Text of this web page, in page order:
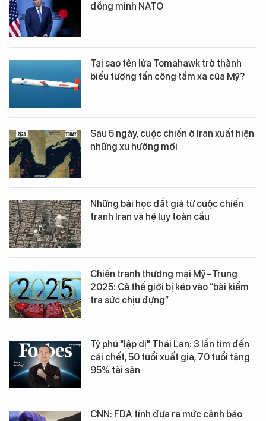
đồng minh NATO
Tại sao tên lửa Tomahawk trở thành
biểu tượng tấn công tầm xa của Mỹ?
Sau 5 ngày, cuộc chiến ở Iran xuất hiện
những xu hướng mới
Những bài học đắt giá từ cuộc chiến
tranh Iran và hệ lụy toàn cầu
Chiến tranh thương mại Mỹ–Trung
2025: Cả thế giới bị kéo vào “bài kiểm
tra sức chịu đựng”
Tỷ phú "lập dị" Thái Lan: 3 lần tìm đến
cái chết, 50 tuổi xuất gia, 70 tuổi tặng
95% tài sản
CNN: FDA tính đưa ra mức cảnh báo